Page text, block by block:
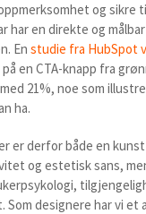
og sikre
har en direkte og
En studie fra HubSpot
en CTA-knapp fra
21%, noe som
ha.
er derfor både en
og estetisk sans,
designere har vi et